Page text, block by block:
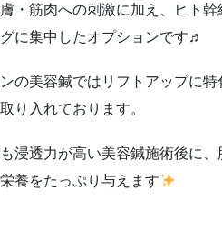
・筋肉への刺激に加え、ヒト
に集中したオプションです♬
の美容鍼ではリフトアップに
り入れております。
浸透力が高い美容鍼施術後に
養をたっぷり与えます